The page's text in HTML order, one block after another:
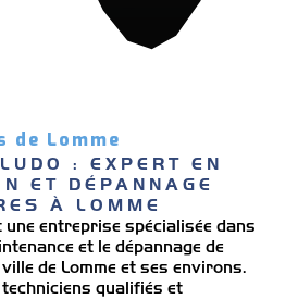
de Lomme
: EXPERT EN
ET DÉPANNAGE
À LOMME
une entreprise spécialisée dans
et le dépannage de
de Lomme et ses environs.
techniciens qualifiés et